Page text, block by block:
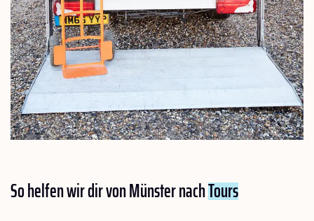
So helfen wir dir von Münster nachTours